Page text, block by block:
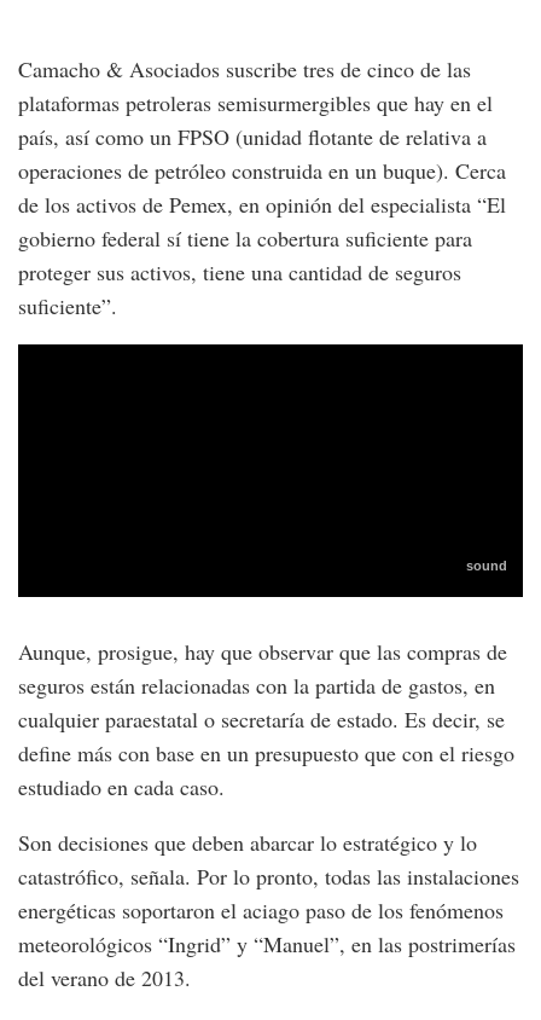
Camacho & Asociados suscribe tres de cinco de las
plataformas petroleras semisurmergibles que hay en el
país, así como un FPSO (unidad flotante de relativa a
operaciones de petróleo construida en un buque). Cerca
de los activos de Pemex, en opinión del especialista “El
gobierno federal sí tiene la cobertura suficiente para
proteger sus activos, tiene una cantidad de seguros
suficiente”.
Aunque, prosigue, hay que observar que las compras de
seguros están relacionadas con la partida de gastos, en
cualquier paraestatal o secretaría de estado. Es decir, se
define más con base en un presupuesto que con el riesgo
estudiado en cada caso.
Son decisiones que deben abarcar lo estratégico y lo
catastrófico, señala. Por lo pronto, todas las instalaciones
energéticas soportaron el aciago paso de los fenómenos
meteorológicos “Ingrid” y “Manuel”, en las postrimerías
del verano de 2013.